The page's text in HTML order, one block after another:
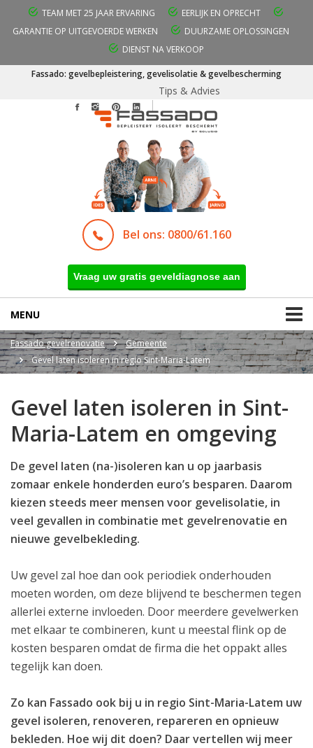
TEAM MET 25 JAAR ERVARING
EERLIJK EN OPRECHT
GARANTIE OP UITGEVOERDE WERKEN
DUURZAME OPLOSSINGEN
DIENST NA VERKOOP
Fassado: gevelbepleistering, gevelisolatie & gevelbescherming
Tips & Advies
Bel ons: 0800/61.160
Vraag uw gratis geveldiagnose aan
MENU
Fassado gevelrenovatie
Gemeente
Gevel laten isoleren in regio Sint-Maria-Latem
Gevel laten isoleren in Sint-
Maria-Latem en omgeving
De gevel laten (na-)isoleren kan u op jaarbasis
zomaar enkele honderden euro’s besparen. Daarom
kiezen steeds meer mensen voor gevelisolatie, in
veel gevallen in combinatie met gevelrenovatie en
nieuwe gevelbekleding.
Uw gevel zal hoe dan ook periodiek onderhouden
moeten worden, om deze blijvend te beschermen tegen
allerlei externe invloeden. Door meerdere gevelwerken
met elkaar te combineren, kunt u meestal flink op de
kosten besparen omdat de firma die het oppakt alles
tegelijk kan doen.
Zo kan Fassado ook bij u in regio Sint-Maria-Latem uw
gevel isoleren, renoveren, repareren en opnieuw
bekleden. Hoe wij dit doen? Daar vertellen wij meer